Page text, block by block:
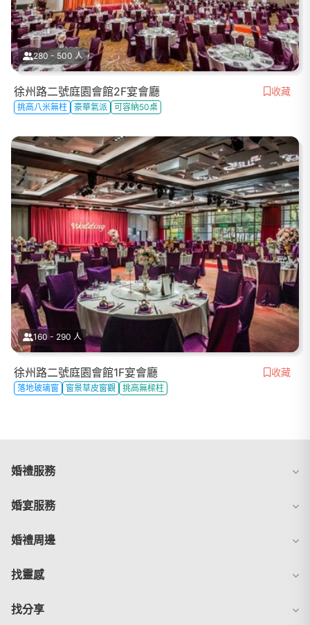
280 - 500 人
徐州路二號庭園會館2F宴會廳 收藏
挑高八米無柱 豪華氣派 可容納50桌
160 - 290 人
徐州路二號庭園會館1F宴會廳 收藏
落地玻璃窗 窗景草皮窗觀 挑高無樑柱
婚禮服務
婚宴服務
婚禮周邊
找靈感
找分享